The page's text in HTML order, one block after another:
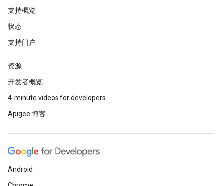
支持概览
状态
支持门户
资源
开发者概览
4-minute videos for developers
Apigee 博客
Android